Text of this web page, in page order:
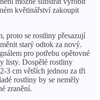
květinářství zakoupit
proto se rostliny přesazují
starý odtok za nový.
pro potřebu opětovné
listy. Dospělé rostliny
3 cm větších jednou za tři
rostliny by se neměly
zranění.